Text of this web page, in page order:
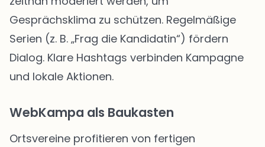
Gesprächsklima zu schützen. Regelmäßige
Serien (z. B. „Frag die Kandidatin“) fördern
Dialog. Klare Hashtags verbinden Kampagne
und lokale Aktionen.
WebKampa als Baukasten
Ortsvereine profitieren von fertigen